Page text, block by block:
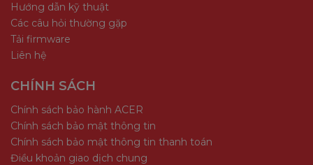
Hướng dẫn kỹ thuật
Các câu hỏi thường gặp
Tải firmware
Liên hệ
CHÍNH SÁCH
Chính sách bảo hành ACER
Chính sách bảo mật thông tin
Chính sách bảo mật thông tin thanh toán
Điều khoản giao dịch chung